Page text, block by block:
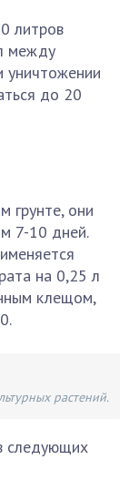
литров
между
уничтожении
до 20
грунте, они
7-10 дней.
на 0,25 л
клещом,
растений.
следующих